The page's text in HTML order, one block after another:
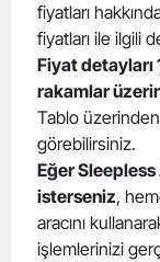
fiyatları
fiyatları ile ilgili
Fiyat detayları
rakamlar
Tablo
görebilirsiniz.
Eğer
isterseniz,
aracını
işlemlerinizi